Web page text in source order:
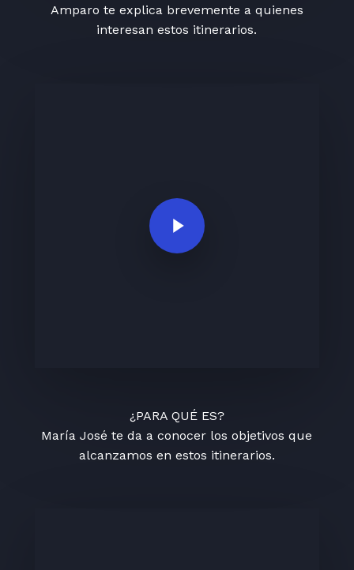
Amparo te explica brevemente a quienes
interesan estos itinerarios.
Play Video
¿PARA QUÉ ES?
María José te da a conocer los objetivos que
alcanzamos en estos itinerarios.